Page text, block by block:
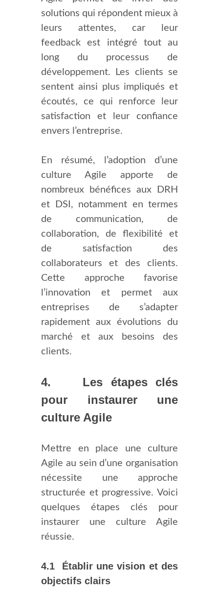
solutions qui répondent mieux à
leurs attentes, car leur
feedback est intégré tout au
long du processus de
développement. Les clients se
sentent ainsi plus impliqués et
écoutés, ce qui renforce leur
satisfaction et leur confiance
envers l’entreprise.
En résumé, l’adoption d’une
culture Agile apporte de
nombreux bénéfices aux DRH
et DSI, notamment en termes
de communication, de
collaboration, de flexibilité et
de satisfaction des
collaborateurs et des clients.
Cette approche favorise
l’innovation et permet aux
entreprises de s’adapter
rapidement aux évolutions du
marché et aux besoins des
clients.
4. Les étapes clés
pour instaurer une
culture Agile
Mettre en place une culture
Agile au sein d’une organisation
nécessite une approche
structurée et progressive. Voici
quelques étapes clés pour
instaurer une culture Agile
réussie.
4.1 Établir une vision et des
objectifs clairs